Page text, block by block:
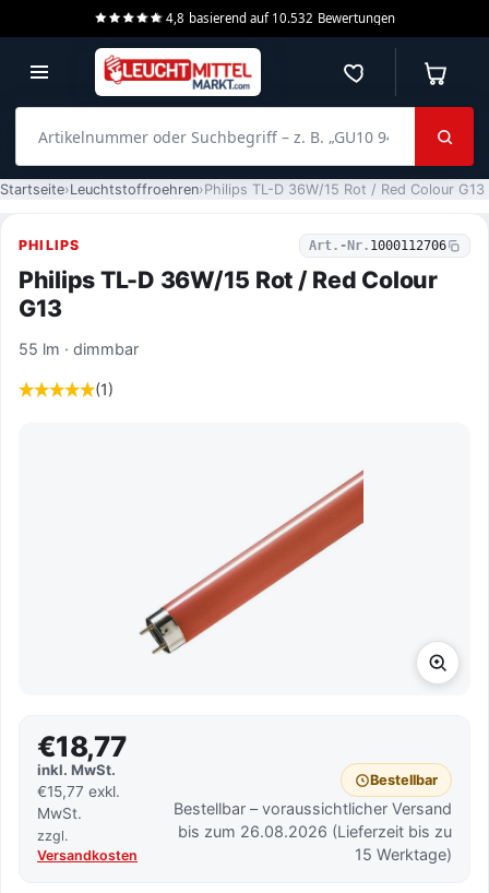
4,8 basierend auf 10.532 Bewertungen
Merkzettel
Startseite Leuchtstoffroehren Philips TL-D 36W/15 Rot / Red Colour G13
PHILIPS Art.-Nr. 1000112706
Philips TL-D 36W/15 Rot / Red Colour
G13
55 lm · dimmbar
(1)
€18,77
inkl. MwSt.
€15,77 exkl.
MwSt.
zzgl.
Versandkosten
Bestellbar
Bestellbar – voraussichtlicher Versand
bis zum 26.08.2026 (Lieferzeit bis zu
15 Werktage)